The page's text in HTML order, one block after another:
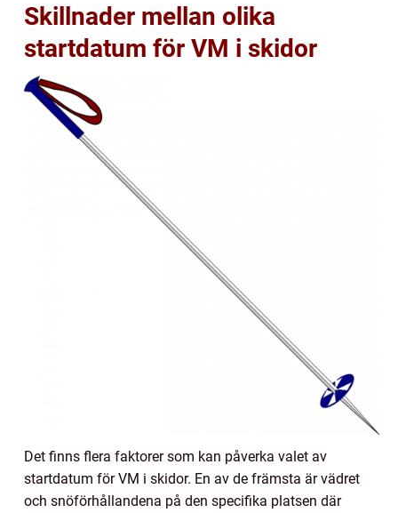
Skillnader mellan olika
startdatum för VM i skidor
Det finns flera faktorer som kan påverka valet av
startdatum för VM i skidor. En av de främsta är vädret
och snöförhållandena på den specifika platsen där